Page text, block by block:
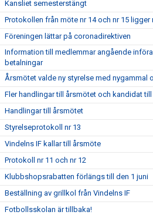
Kansliet semesterstängt
Protokollen från möte nr 14 och nr 15 ligger
Föreningen lättar på coronadirektiven
Information till medlemmar angående
betalningar
Årsmötet valde ny styrelse med nygammal
Fler handlingar till årsmötet och kandidat
Handlingar till årsmötet
Styrelseprotokoll nr 13
Vindelns IF kallar till årsmöte
Protokoll nr 11 och nr 12
Klubbshopsrabatten förlängs till den 1 juni
Beställning av grillkol från Vindelns IF
Fotbollsskolan är tillbaka!